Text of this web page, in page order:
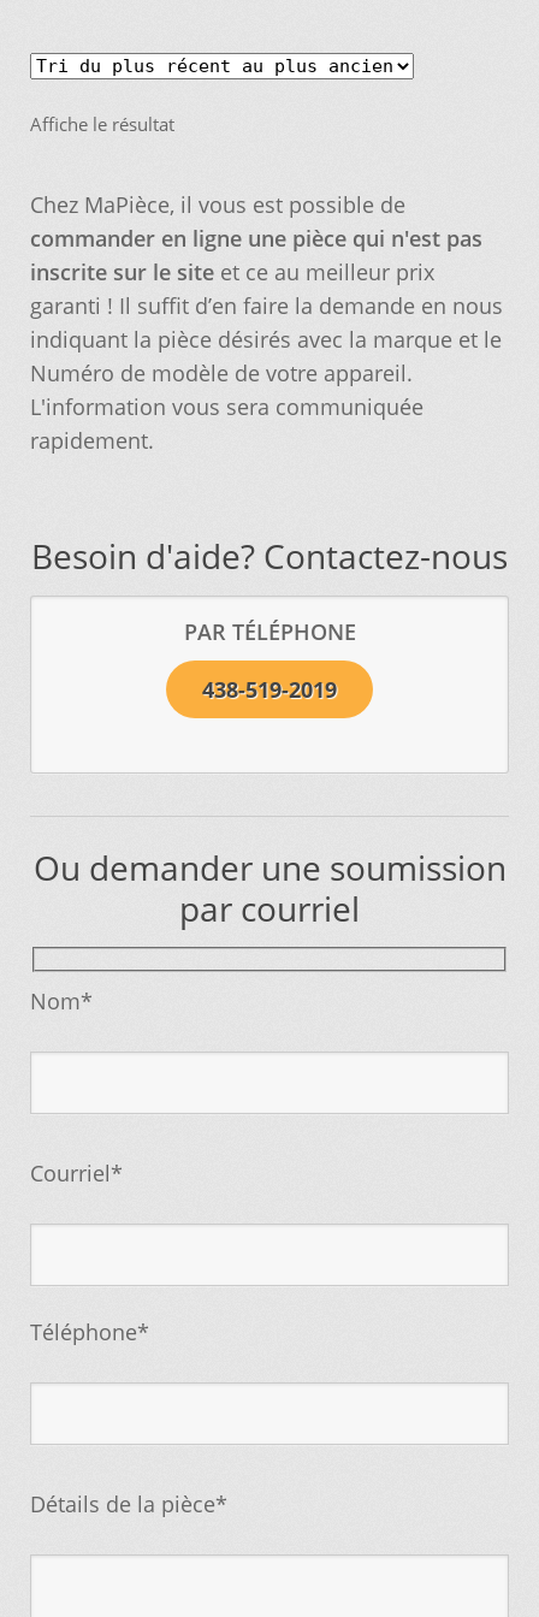
Nos promotions
Notre objectif
Panier
Pour quel type d’appareil ?
Si vous ne trouvez pas la pièce que vous
cherchez, on l’ajoute pour vous !
Suivez votre commande
Vous ne trouvez pas la pièce sur notre site…
Affiche le résultat
Chez MaPièce, il vous est possible de
commander en ligne une pièce qui n'est pas
inscrite sur le siteet ce au meilleur prix
garanti ! Il suffit d’en faire la demande en nous
indiquant la pièce désirés avec la marque et le
Numéro de modèle de votre appareil.
L'information vous sera communiquée
rapidement.
Besoin d'aide? Contactez-nous
PAR TÉLÉPHONE
438-519-2019
Ou demander une soumission
par courriel
Nom*
Courriel*
Téléphone*
Détails de la pièce*